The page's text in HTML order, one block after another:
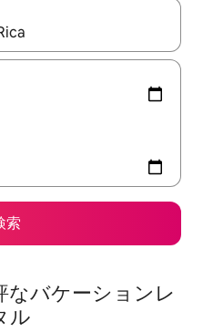
の矢印キーを使って移動するか
索
なバケーションレ
ル